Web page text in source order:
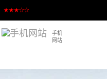
★★★☆☆
手机
网站